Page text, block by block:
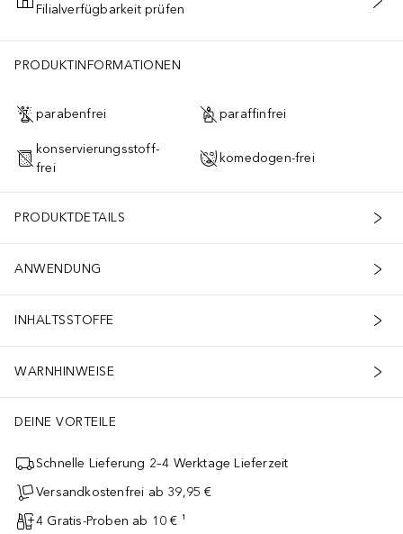
IN DEN WARENKORB
Filialverfügbarkeit prüfen
PRODUKTINFORMATIONEN
parabenfrei paraffinfrei
konservierungsstoff-
frei
komedogen-frei
PRODUKTDETAILS
ANWENDUNG
INHALTSSTOFFE
WARNHINWEISE
DEINE VORTEILE
Schnelle Lieferung 2–4 Werktage Lieferzeit
Versandkostenfrei ab 39,95 €
4 Gratis-Proben ab 10 € ¹